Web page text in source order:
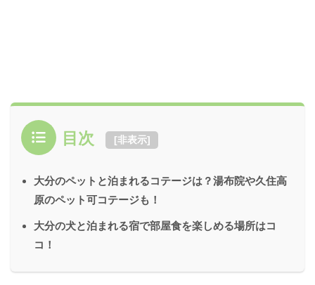
目次 [非表示]
大分のペットと泊まれるコテージは？湯布院や久住高
原のペット可コテージも！
大分の犬と泊まれる宿で部屋食を楽しめる場所はコ
コ！